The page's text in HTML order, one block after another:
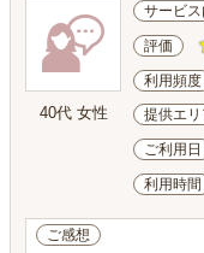
40代 女性
サービ
評価
利用頻度
提供エリ
ご利用日
利用時間
ご感想